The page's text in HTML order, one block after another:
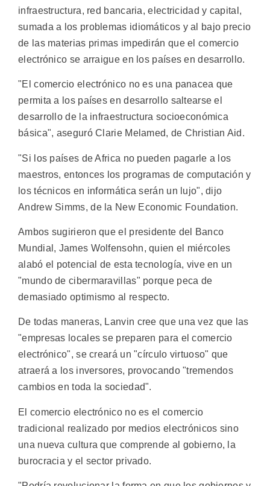
infraestructura, red bancaria, electricidad y capital,
sumada a los problemas idiomáticos y al bajo precio
de las materias primas impedirán que el comercio
electrónico se arraigue en los países en desarrollo.
"El comercio electrónico no es una panacea que
permita a los países en desarrollo saltearse el
desarrollo de la infraestructura socioeconómica
básica", aseguró Clarie Melamed, de Christian Aid.
"Si los países de Africa no pueden pagarle a los
maestros, entonces los programas de computación y
los técnicos en informática serán un lujo", dijo
Andrew Simms, de la New Economic Foundation.
Ambos sugirieron que el presidente del Banco
Mundial, James Wolfensohn, quien el miércoles
alabó el potencial de esta tecnología, vive en un
"mundo de cibermaravillas" porque peca de
demasiado optimismo al respecto.
De todas maneras, Lanvin cree que una vez que las
"empresas locales se preparen para el comercio
electrónico", se creará un "círculo virtuoso" que
atraerá a los inversores, provocando "tremendos
cambios en toda la sociedad".
El comercio electrónico no es el comercio
tradicional realizado por medios electrónicos sino
una nueva cultura que comprende al gobierno, la
burocracia y el sector privado.